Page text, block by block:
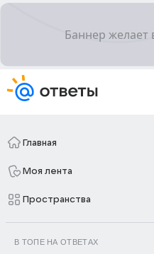
Главная
Моя лента
Пространства
В ТОПЕ НА ОТВЕТАХ